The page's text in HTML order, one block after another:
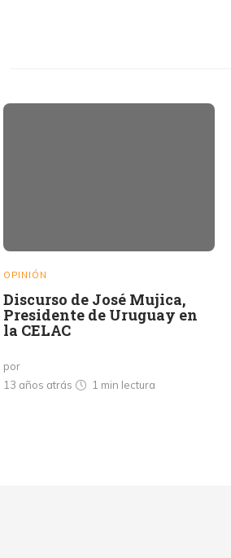
OPINIÓN
Discurso de José Mujica,
Presidente de Uruguay en
la CELAC
por
13 años atrás
1 min lectura